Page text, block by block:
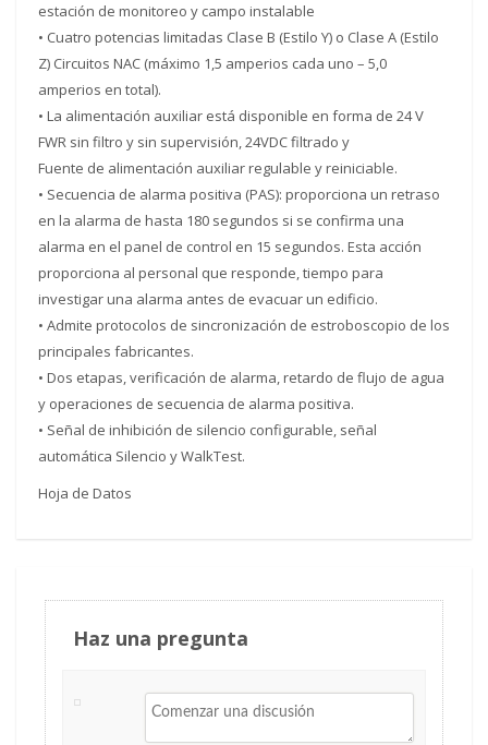
estación de monitoreo y campo instalable
• Cuatro potencias limitadas Clase B (Estilo Y) o Clase A (Estilo
Z) Circuitos NAC (máximo 1,5 amperios cada uno – 5,0
amperios en total).
• La alimentación auxiliar está disponible en forma de 24 V
FWR sin filtro y sin supervisión, 24VDC filtrado y
Fuente de alimentación auxiliar regulable y reiniciable.
• Secuencia de alarma positiva (PAS): proporciona un retraso
en la alarma de hasta 180 segundos si se confirma una
alarma en el panel de control en 15 segundos. Esta acción
proporciona al personal que responde, tiempo para
investigar una alarma antes de evacuar un edificio.
• Admite protocolos de sincronización de estroboscopio de los
principales fabricantes.
• Dos etapas, verificación de alarma, retardo de flujo de agua
y operaciones de secuencia de alarma positiva.
• Señal de inhibición de silencio configurable, señal
automática Silencio y WalkTest.
Hoja de Datos
Haz una pregunta